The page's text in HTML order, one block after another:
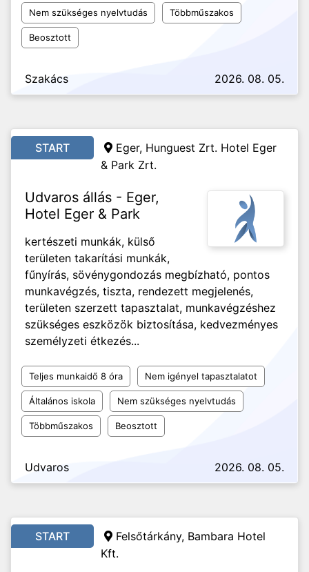
Nem szükséges nyelvtudás Többműszakos
Beosztott
Szakács 2026. 08. 05.
START
Eger, Hunguest Zrt. Hotel Eger
& Park Zrt.
Udvaros állás - Eger,
Hotel Eger & Park
kertészeti munkák, külső
területen takarítási munkák,
fűnyírás, sövénygondozás megbízható, pontos
munkavégzés, tiszta, rendezett megjelenés,
területen szerzett tapasztalat, munkavégzéshez
szükséges eszközök biztosítása, kedvezményes
személyzeti étkezés...
Teljes munkaidő 8 óra Nem igényel tapasztalatot
Általános iskola Nem szükséges nyelvtudás
Többműszakos Beosztott
Udvaros 2026. 08. 05.
START
Felsőtárkány, Bambara Hotel
Kft.